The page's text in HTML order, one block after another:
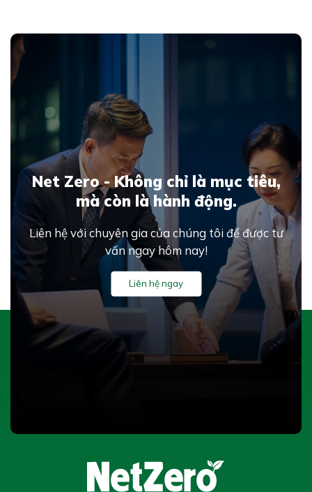
Net Zero - Không chỉ là mục tiêu,
mà còn là hành động.
Liên hệ với chuyên gia của chúng tôi để được tư
vấn ngay hôm nay!
Liên hệ ngay